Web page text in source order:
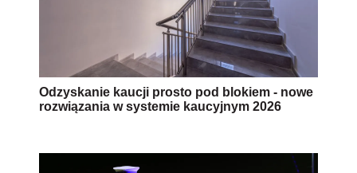
Odzyskanie kaucji prosto pod blokiem - nowe
rozwiązania w systemie kaucyjnym 2026